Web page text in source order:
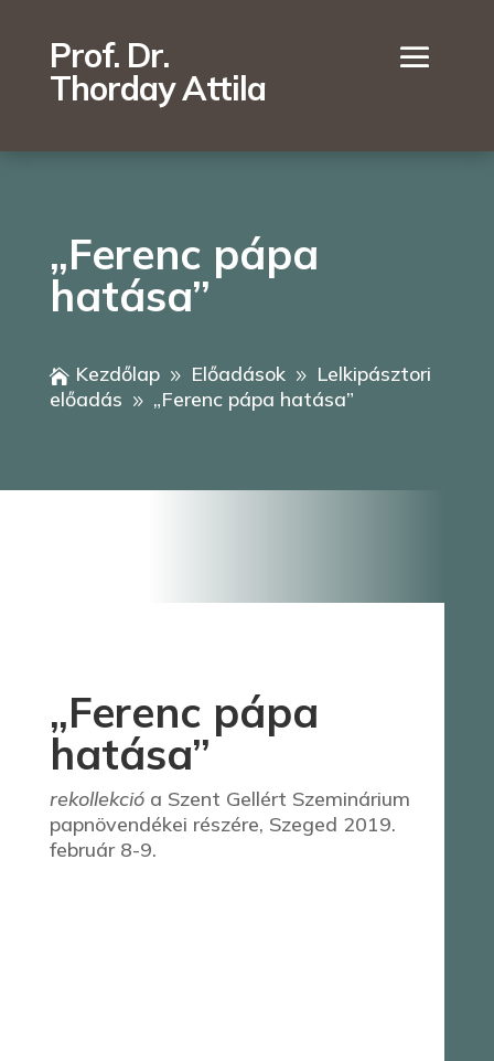
Prof. Dr.
Thorday Attila
„Ferenc pápa
hatása”
 Kezdőlap 9 Előadások 9
Lelkipásztori
előadás
9 „Ferenc pápa hatása”
„Ferenc pápa
hatása”
rekollekcióa Szent Gellért Szeminárium
papnövendékei részére, Szeged 2019.
február 8-9.